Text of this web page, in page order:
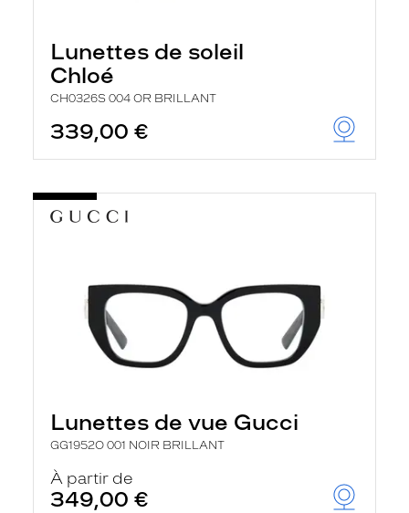
Lunettes de soleil
Chloé
CH0326S 004 OR BRILLANT
339,00 €
Lunettes de vue Gucci
GG1952O 001 NOIR BRILLANT
À partir de
349,00 €